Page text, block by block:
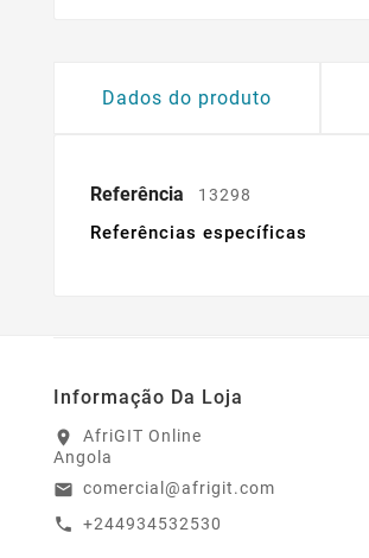
Dados do produto
Referência 13298
Referências específicas
Informação Da Loja
location_on
AfriGIT Online
Angola
email comercial@afrigit.com
call +244934532530